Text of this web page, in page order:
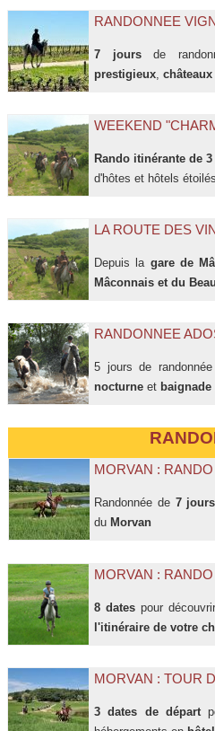
RANDONNEE
7 joursde
prestigieux, châteaux
WEEKEND
Rando itinérante de
d'hôtes et hôtels
LA ROUTE DES
Depuis la gare de
Mâconnais et du
RANDONNEE
5 jours de
nocturne et baignade
MORVAN :
Randonnée de 7 jours
du Morvan
MORVAN :
8 dates pour
l'itinéraire de votre
MORVAN : TOUR
3 dates de départ